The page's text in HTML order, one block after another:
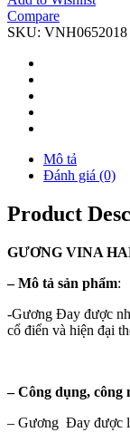
Compare
SKU: VNH0652018
Mô tả
Đánh giá (0)
Product
GƯƠNG VINA
–Mô tả sản phẩm:
-Gương Đay được
cổ điển và hiện đại
–Công dụng, công
– Gương Đay được